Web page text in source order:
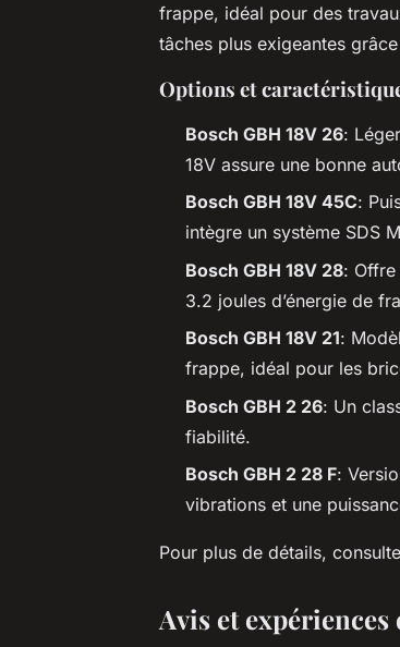
frappe, idéal pour des
tâches plus exigeantes
Options et
Bosch GBH 18V 26:
18V assure une bonne
Bosch GBH 18V 45C:
intègre un système SDS
Bosch GBH 18V 28:
3.2 joules d’énergie de
Bosch GBH 18V 21:
frappe, idéal pour les
Bosch GBH 2 26: Un
fiabilité.
Bosch GBH 2 28 F:
vibrations et une
Pour plus de détails,
Avis et